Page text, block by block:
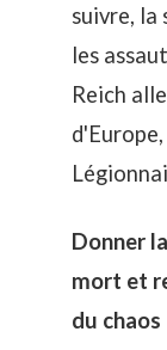
suivre, la
les
Reich
Donner
mort et
du chaos